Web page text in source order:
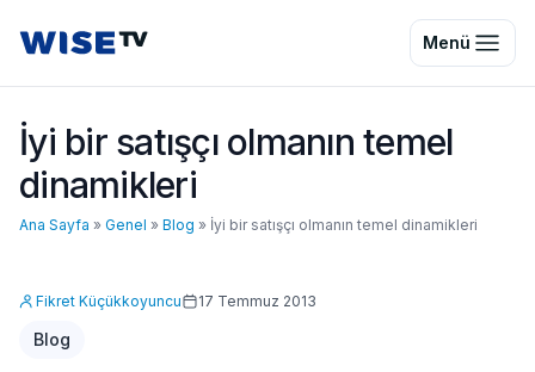
Wise TV Menü
İyi bir satışçı olmanın temel
dinamikleri
Ana Sayfa » Genel » Blog » İyi bir satışçı olmanın temel dinamikleri
Fikret Küçükkoyuncu 17 Temmuz 2013
Blog